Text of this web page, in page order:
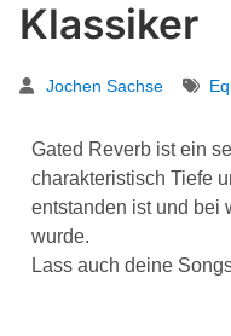
Klassiker
Jochen Sachse
Gated Reverb ist ein
charakteristisch Tiefe
entstanden ist und bei
wurde.
Lass auch deine